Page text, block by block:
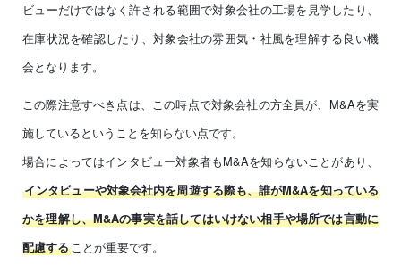
ビューだけではなく許される範囲で対象会社の工場を見学したり、
在庫状況を確認したり、対象会社の雰囲気・社風を理解する良い機
会となります。
この際注意すべき点は、この時点で対象会社の方全員が、M&Aを実
施しているということを知らない点です。
場合によってはインタビュー対象者もM&Aを知らないことがあり、
インタビューや対象会社内を周遊する際も、誰がM&Aを知っている
かを理解し、M&Aの事実を話してはいけない相手や場所では言動に
配慮することが重要です。